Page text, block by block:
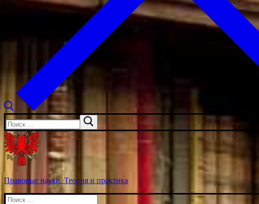
Искать:
Правовые науки. Теория и практика
Искать: